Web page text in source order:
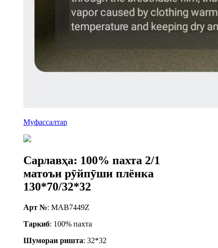
Муфассалтар
Сарлавҳа: 100% пахта 2/1
матоъи рӯйпӯши плёнка
130*70/32*32
Арт №: MAB7449Z
Таркиб: 100% пахта
Шумораи ришта: 32*32